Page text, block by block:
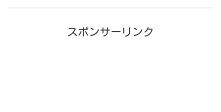
スポンサーリンク